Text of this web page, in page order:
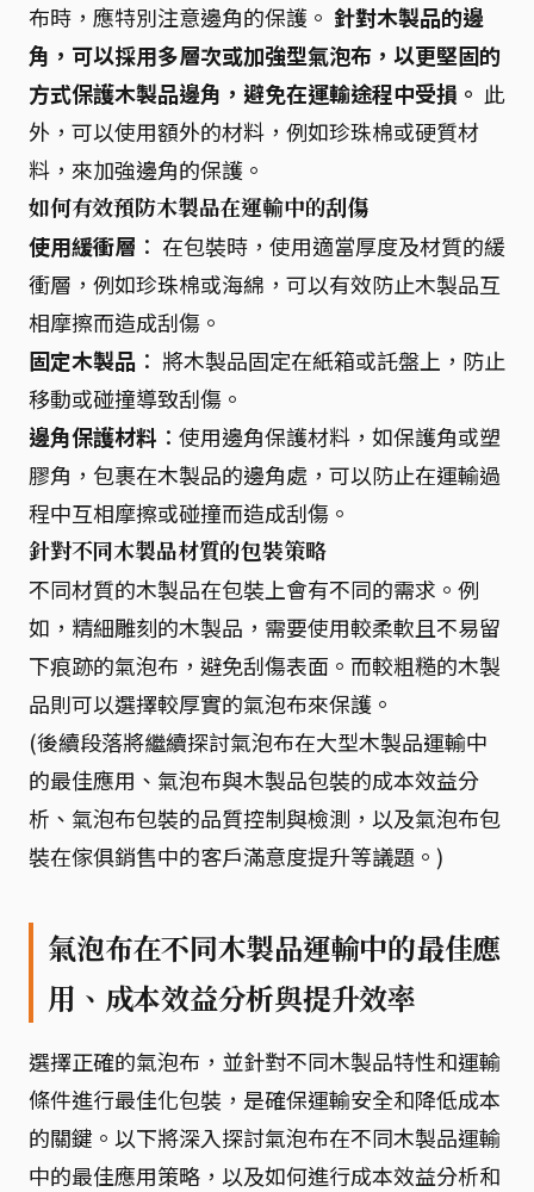
布時，應特別注意邊角的保護。 針對木製品的邊
角，可以採用多層次或加強型氣泡布，以更堅固的
方式保護木製品邊角，避免在運輸途程中受損。 此
外，可以使用額外的材料，例如珍珠棉或硬質材
料，來加強邊角的保護。
如何有效預防木製品在運輸中的刮傷
使用緩衝層 ： 在包裝時，使用適當厚度及材質的緩
衝層，例如珍珠棉或海綿，可以有效防止木製品互
相摩擦而造成刮傷。
固定木製品 ： 將木製品固定在紙箱或託盤上，防止
移動或碰撞導致刮傷。
邊角保護材料 ：使用邊角保護材料，如保護角或塑
膠角，包裹在木製品的邊角處，可以防止在運輸過
程中互相摩擦或碰撞而造成刮傷。
針對不同木製品材質的包裝策略
不同材質的木製品在包裝上會有不同的需求。例
如，精細雕刻的木製品，需要使用較柔軟且不易留
下痕跡的氣泡布，避免刮傷表面。而較粗糙的木製
品則可以選擇較厚實的氣泡布來保護。
(後續段落將繼續探討氣泡布在大型木製品運輸中
的最佳應用、氣泡布與木製品包裝的成本效益分
析、氣泡布包裝的品質控制與檢測，以及氣泡布包
裝在傢俱銷售中的客戶滿意度提升等議題。)
氣泡布在不同木製品運輸中的最佳應
用、成本效益分析與提升效率
選擇正確的氣泡布，並針對不同木製品特性和運輸
條件進行最佳化包裝，是確保運輸安全和降低成本
的關鍵。以下將深入探討氣泡布在不同木製品運輸
中的最佳應用策略，以及如何進行成本效益分析和